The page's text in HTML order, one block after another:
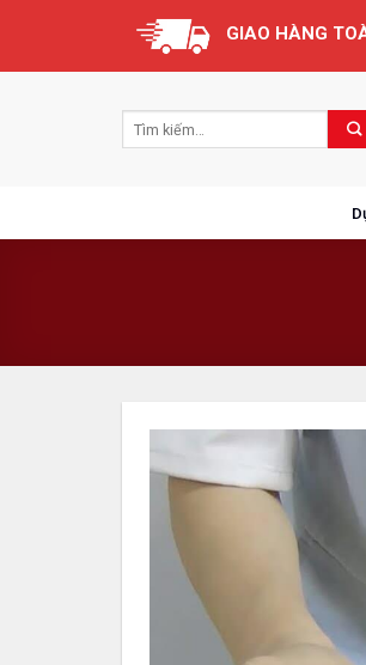
content
GIAO HÀNG